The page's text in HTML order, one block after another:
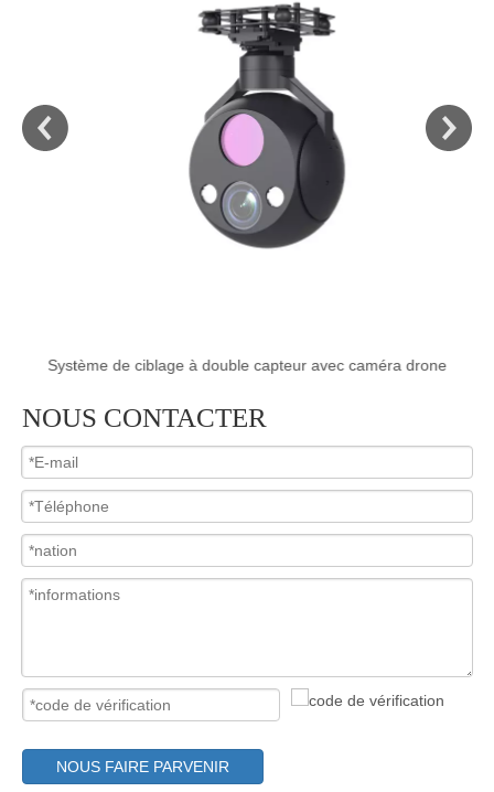
Système de ciblage à double capteur avec caméra drone
NOUS CONTACTER
NOUS FAIRE PARVENIR